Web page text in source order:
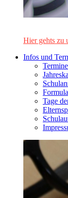
Hier gehts zu
Infos und
Tage